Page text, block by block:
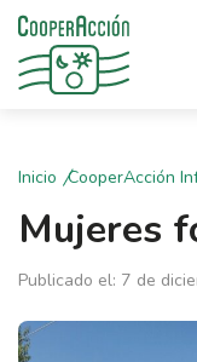
Inicio CooperAcción
Mujeres
Publicado el: 7 de